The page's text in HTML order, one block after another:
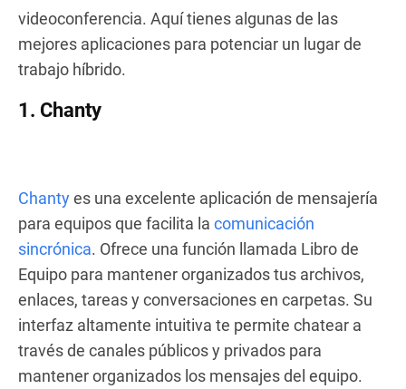
videoconferencia. Aquí tienes algunas de las
mejores aplicaciones para potenciar un lugar de
trabajo híbrido.
1. Chanty
Chantyes una excelente aplicación de mensajería
para equipos que facilita la comunicación
sincrónica. Ofrece una función llamada Libro de
Equipo para mantener organizados tus archivos,
enlaces, tareas y conversaciones en carpetas. Su
interfaz altamente intuitiva te permite chatear a
través de canales públicos y privados para
mantener organizados los mensajes del equipo.